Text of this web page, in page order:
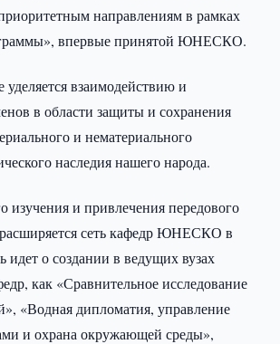
направлениям в рамках
впервые принятой ЮНЕСКО.
взаимодействию и
в области защиты и сохранения
и нематериального
наследия нашего народа.
изучения и привлечения передового
сеть кафедр ЮНЕСКО в
идет о создании в ведущих вузах
как «Сравнительное исследование
«Водная дипломатия, управление
и охрана окружающей среды»,